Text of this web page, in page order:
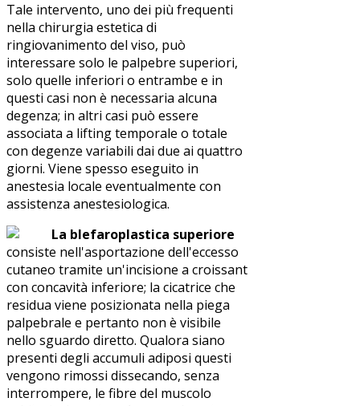
Tale intervento, uno dei più frequenti
nella chirurgia estetica di
ringiovanimento del viso, può
interessare solo le palpebre superiori,
solo quelle inferiori o entrambe e in
questi casi non è necessaria alcuna
degenza; in altri casi può essere
associata a lifting temporale o totale
con degenze variabili dai due ai quattro
giorni. Viene spesso eseguito in
anestesia locale eventualmente con
assistenza anestesiologica.
La blefaroplastica superiore
consiste nell'asportazione dell'eccesso
cutaneo tramite un'incisione a croissant
con concavità inferiore; la cicatrice che
residua viene posizionata nella piega
palpebrale e pertanto non è visibile
nello sguardo diretto. Qualora siano
presenti degli accumuli adiposi questi
vengono rimossi dissecando, senza
interrompere, le fibre del muscolo